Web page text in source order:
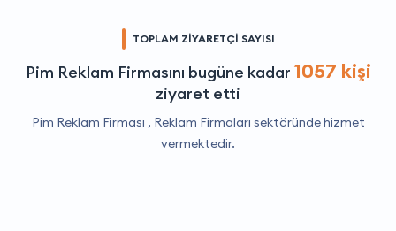
TOPLAM ZİYARETÇİ SAYISI
Pim Reklam Firmasını bugüne kadar 1057 kişi
ziyaret etti
Pim Reklam Firması , Reklam Firmaları sektöründe hizmet
vermektedir.